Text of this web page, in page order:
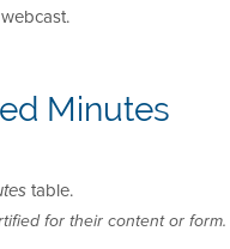
Minutes
table.
for their content or form.